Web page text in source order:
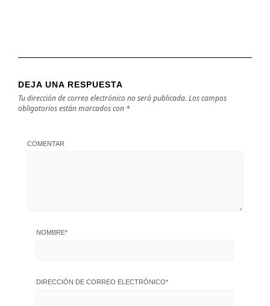
DEJA UNA RESPUESTA
Tu dirección de correo electrónico no será publicada. Los campos
obligatorios están marcados con *
COMENTAR
NOMBRE*
DIRECCIÓN DE CORREO ELECTRÓNICO*